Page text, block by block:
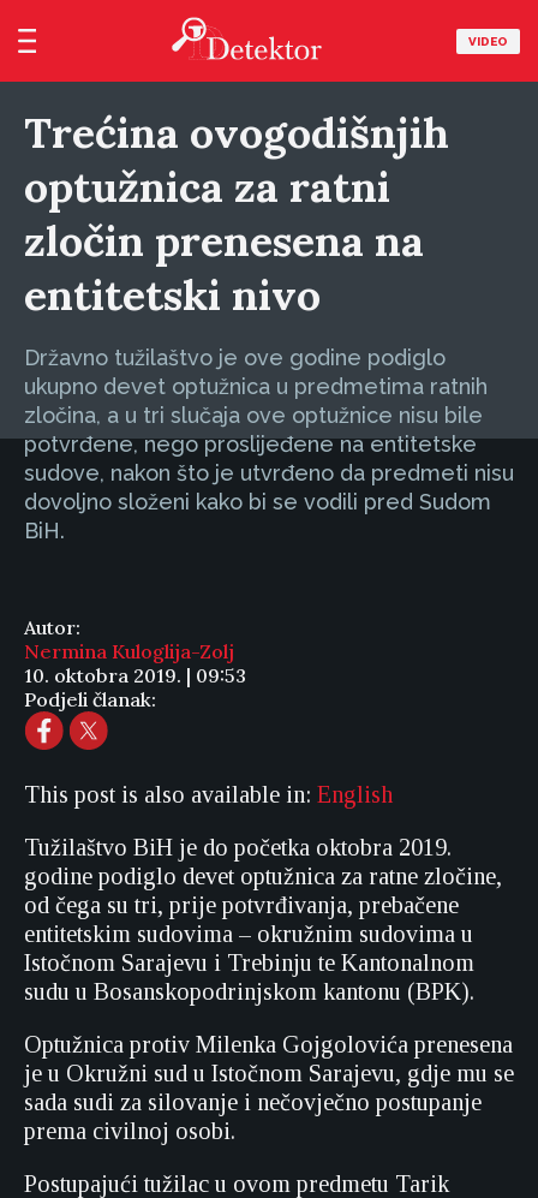
VIDEO
Trećina ovogodišnjih
optužnica za ratni
zločin prenesena na
entitetski nivo
Državno tužilaštvo je ove godine podiglo
ukupno devet optužnica u predmetima ratnih
zločina, a u tri slučaja ove optužnice nisu bile
potvrđene, nego proslijeđene na entitetske
sudove, nakon što je utvrđeno da predmeti nisu
dovoljno složeni kako bi se vodili pred Sudom
BiH.
Autor:
Nermina Kuloglija-Zolj
10. oktobra 2019. | 09:53
Podjeli članak:
This post is also available in: English
Tužilaštvo BiH je do početka oktobra 2019.
godine podiglo devet optužnica za ratne zločine,
od čega su tri, prije potvrđivanja, prebačene
entitetskim sudovima – okružnim sudovima u
Istočnom Sarajevu i Trebinju te Kantonalnom
sudu u Bosanskopodrinjskom kantonu (BPK).
Optužnica protiv Milenka Gojgolovića prenesena
je u Okružni sud u Istočnom Sarajevu, gdje mu se
sada sudi za silovanje i nečovječno postupanje
prema civilnoj osobi.
Postupajući tužilac u ovom predmetu Tarik